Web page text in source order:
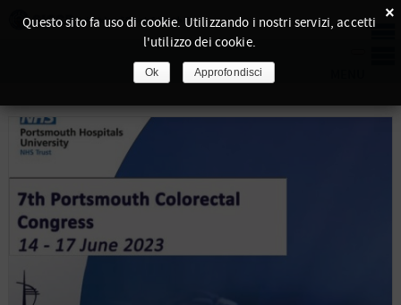
×
Questo sito fa uso di cookie. Utilizzando i nostri servizi, accetti
l'utilizzo dei cookie.
Ok Approfondisci